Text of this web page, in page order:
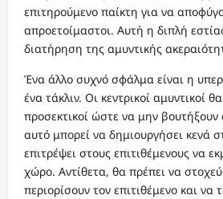
επιτηρούμενο παίκτη για να
απροετοίμαστοι. Αυτή η διπλή
διατήρηση της αμυντικής
Ένα άλλο συχνό σφάλμα είναι η
ένα τάκλιν. Οι κεντρικοί αμυντικοί
προσεκτικοί ώστε να μην
αυτό μπορεί να δημιουργήσει κενά
επιτρέψει στους επιτιθέμενους να
χώρο. Αντίθετα, θα πρέπει να
περιορίσουν τον επιτιθέμενο και να